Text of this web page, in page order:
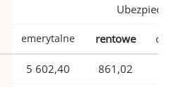
emerytalne rentowe
5 602,40 861,02